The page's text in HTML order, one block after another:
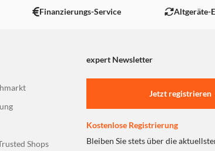
Finanzierungs-Service Altgeräte-
expert Newsletter
Shops
Jetzt registrieren
Kostenlose Registrierung
Bleiben Sie stets über die